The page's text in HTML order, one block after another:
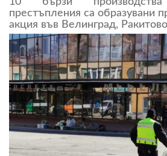
престъпления са образувани
акция във Велинград,